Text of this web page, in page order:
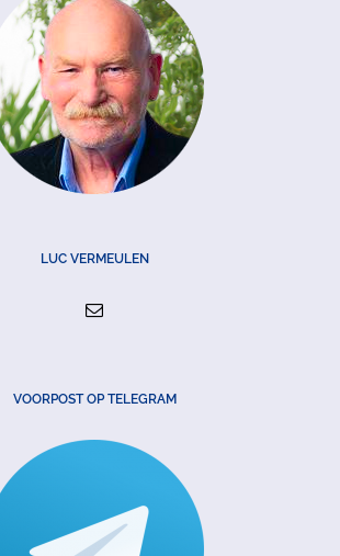
LUC VERMEULEN
VOORPOST OP TELEGRAM